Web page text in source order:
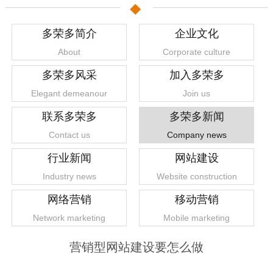
多荣多简介
About
企业文化
Corporate culture
多荣多风采
Elegant demeanour
加入多荣多
Join us
联系多荣多
Contact us
多荣多新闻
Company news
行业新闻
Industry news
网站建设
Website construction
网络营销
Network marketing
移动营销
Mobile marketing
营销型网站建设要怎么做